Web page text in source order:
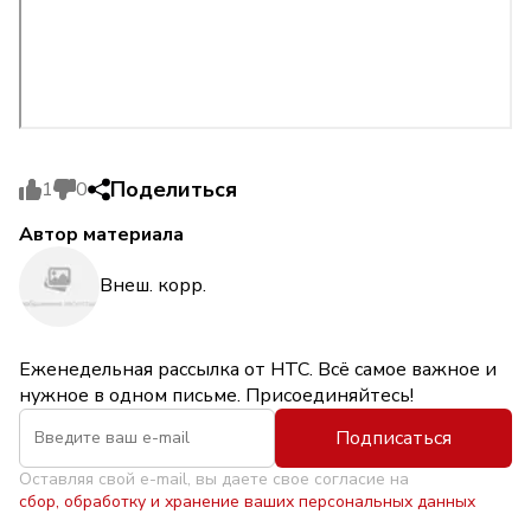
1 0 Поделиться
Автор материала
Внеш. корр.
Еженедельная рассылка от НТС. Всё самое важное и
нужное в одном письме. Присоединяйтесь!
Подписаться
Оставляя свой e-mail, вы даете свое согласие на
сбор, обработку и хранение ваших персональных данных